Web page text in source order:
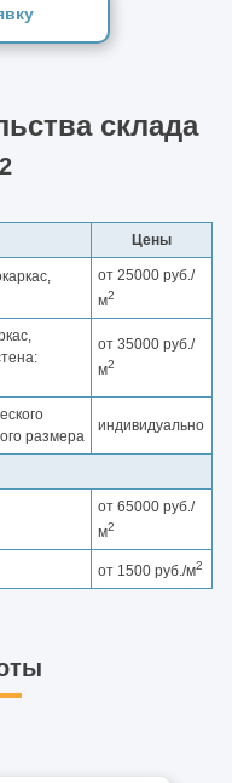
склада
2
Цены
от 25000 руб./
м2
от 35000 руб./
м2
размера
индивидуально
от 65000 руб./
м2
от 1500 руб./м2